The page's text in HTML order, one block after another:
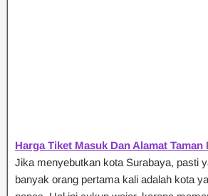
Harga Tiket Masuk Dan Alamat Taman
Jika menyebutkan kota Surabaya, pasti
banyak orang pertama kali adalah kota